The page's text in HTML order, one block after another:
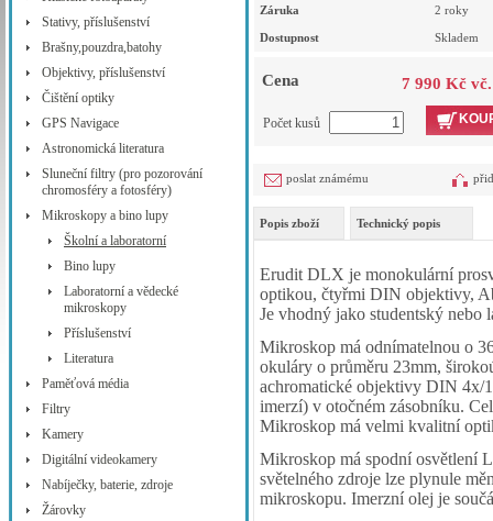
Stativy, příslušenství
Brašny,pouzdra,batohy
Objektivy, příslušenství
Čištění optiky
GPS Navigace
Astronomická literatura
Sluneční filtry (pro pozorování
chromosféry a fotosféry)
Mikroskopy a bino lupy
Školní a laboratorní
Bino lupy
Laboratorní a vědecké
mikroskopy
Příslušenství
Literatura
Paměťová média
Filtry
Kamery
Digitální videokamery
Nabíječky, baterie, zdroje
Žárovky
Záruka 2 roky
Dostupnost Skladem
Cena 7 990 Kč
Počet kusů
poslat známému
Popis zboží Technický popis
Erudit DLX je monokulární
optikou, čtyřmi DIN objektivy,
Je vhodný jako studentský nebo
Mikroskop má odnímatelnou o
okuláry o průměru 23mm,
achromatické objektivy DIN 4x/
imerzí) v otočném zásobníku.
Mikroskop má velmi kvalitní
Mikroskop má spodní osvětlení
světelného zdroje lze plynule
mikroskopu. Imerzní olej je